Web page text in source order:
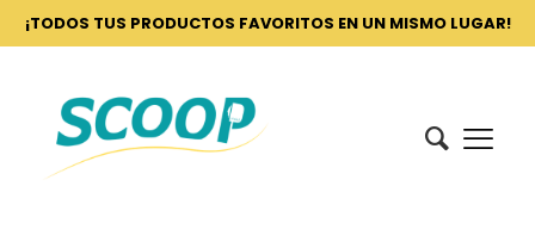
¡TODOS TUS PRODUCTOS FAVORITOS EN UN MISMO LUGAR!